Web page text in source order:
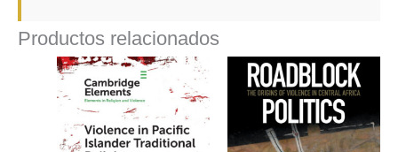
Productos relacionados